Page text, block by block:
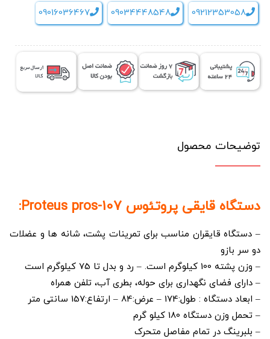
09212353058
09034448548
09016036467
توضیحات محصول
دستگاه قایقی پروتئوس Proteus pros-107:
– دستگاه قایقران مناسب برای تمرینات پشت، شانه ها و عضلات
دو سر بازو
– وزن پشته 100 کیلوگرم است. – رد و بدل تا 75 کیلوگرم است
– دارای فضای نگهداری برای حوله، بطری آب، تلفن همراه
– ابعاد دستگاه : طول:174 – عرض:84 – ارتفاع:157 سانتی متر
– تحمل وزن دستگاه 180 کیلو گرم
– بلبرینگ در تمام مفاصل متحرک